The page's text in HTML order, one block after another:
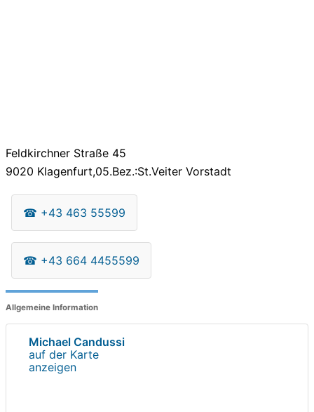
Feldkirchner Straße 45
9020 Klagenfurt,05.Bez.:St.Veiter Vorstadt
☎ +43 463 55599
☎ +43 664 4455599
Allgemeine Information
Michael Candussi
auf der Karte
anzeigen